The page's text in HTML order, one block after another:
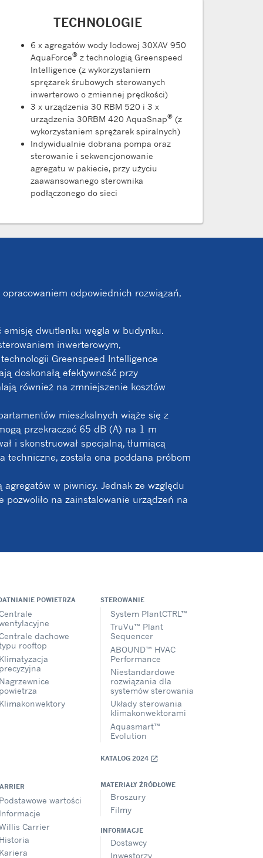
TECHNOLOGIE
6 x agregatów wody lodowej 30XAV 950
AquaForce®z technologią Greenspeed
Intelligence (z wykorzystaniem
sprężarek śrubowych sterowanych
inwerterowo o zmiennej prędkości)
3 x urządzenia 30 RBM 520 i 3 x
urządzenia 30RBM 420 AquaSnap®(z
wykorzystaniem sprężarek spiralnych)
Indywidualnie dobrana pompa oraz
sterowanie i sekwencjonowanie
agregatu w pakiecie, przy użyciu
zaawansowanego sterownika
podłączonego do sieci
odpowiednich rozwiązań,
dwutlenku węgla w budynku.
inwerterowym,
Greenspeed Intelligence
doskonałą efektywność przy
również na zmniejszenie kosztów
mieszkalnych wiąże się z
przekraczać 65 dB (A) na 1 m
i skonstruował specjalną, tłumiącą
techniczne, została ona poddana próbom
w piwnicy. Jednak ze względu
pozwoliło na zainstalowanie urządzeń na
POWIETRZA
dachowe
rooftop
STEROWANIE
System PlantCTRL™
TruVu™ Plant
Sequencer
ABOUND™ HVAC
Performance
Niestandardowe
rozwiązania dla
systemów sterowania
Układy sterowania
klimakonwektorami
Aquasmart™
Evolution
KATALOG 2024 open_in_new
wartości
Carrier
MATERIAŁY ŹRÓDŁOWE
Broszury
Filmy
INFORMACJE
Dostawcy
Inwestorzy